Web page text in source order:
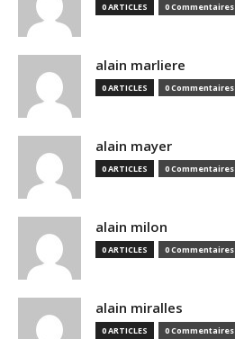
0 ARTICLES 0 Commentaires
alain marliere
0 ARTICLES 0 Commentaires
alain mayer
0 ARTICLES 0 Commentaires
alain milon
0 ARTICLES 0 Commentaires
alain miralles
0 ARTICLES 0 Commentaires